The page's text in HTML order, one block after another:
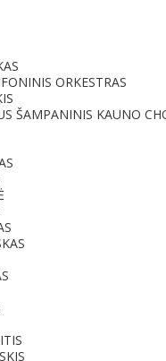
ORKESTRAS
ŠAMPANINIS KAUNO